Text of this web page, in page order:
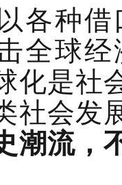
各种
全球
化是社
社会发
潮流，